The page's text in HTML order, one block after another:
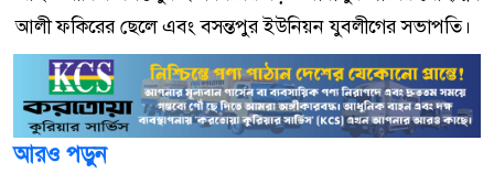
আলী ফকিরের ছেলে এবং বসন্তপুর ইউনিয়ন যুবলীগের সভাপতি।
আরও পড়ুন